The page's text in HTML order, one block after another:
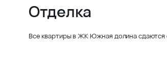
Отделка
Все квартиры в ЖК Южная долина сдаются